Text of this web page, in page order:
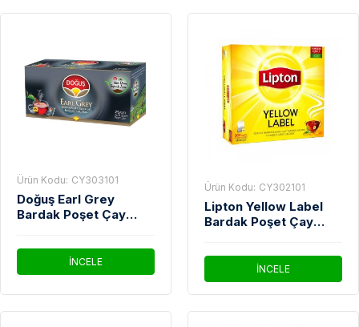
Ürün Kodu: CY303101
Doğuş Earl Grey
Bardak Poşet Çay
İNCELE
Ürün Kodu: CY302101
Lipton Yellow Label
Bardak Poşet Çay
İNCELE